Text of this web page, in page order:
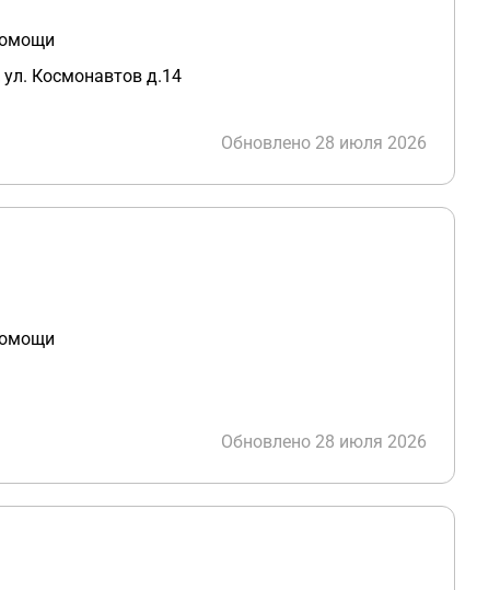
Космонавтов д.14
Обновлено 28 июля 2026
Обновлено 28 июля 2026